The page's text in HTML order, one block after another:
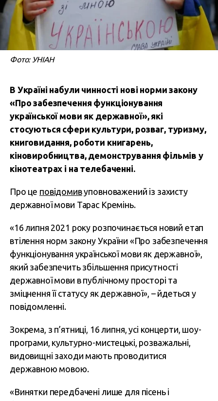
Фото: УНІАН
В Україні набули чинності нові норми закону
«Про забезпечення функціонування
української мови як державної», які
стосуються сфери культури, розваг, туризму,
книговидання, роботи книгарень,
кіновиробництва, демонстрування фільмів у
кінотеатрах і на телебаченні.
Про це повідомивуповноважений із захисту
державної мови Тарас Кремінь.
«16 липня 2021 року розпочинається новий етап
втілення норм закону України «Про забезпечення
функціонування української мови як державної»,
який забезпечить збільшення присутності
державної мови в публічному просторі та
зміцнення її статусу як державної», – йдеться у
повідомленні.
Зокрема, з п’ятниці, 16 липня, усі концерти, шоу-
програми, культурно-мистецькі, розважальні,
видовищні заходи мають проводитися
державною мовою.
«Винятки передбачені лише для пісень і